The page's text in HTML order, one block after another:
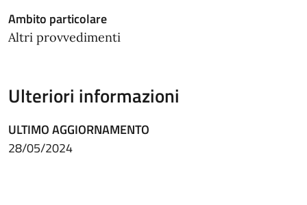
Ambito particolare
Altri provvedimenti
Ulteriori informazioni
ULTIMO AGGIORNAMENTO
28/05/2024